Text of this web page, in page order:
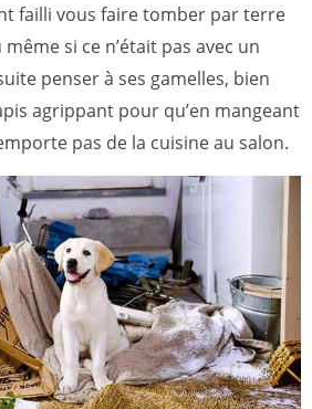
failli vous faire tomber par terre
si ce n’était pas avec un
penser à ses gamelles, bien
agrippant pour qu’en mangeant
pas de la cuisine au salon.